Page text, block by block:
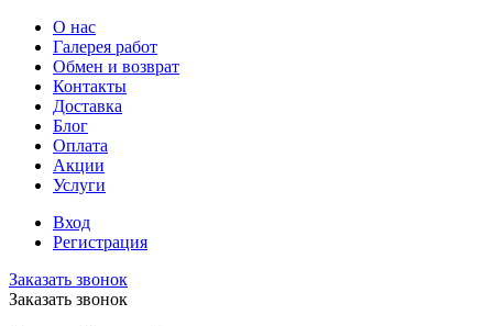
О нас
Галерея работ
Обмен и возврат
Контакты
Доставка
Блог
Оплата
Акции
Услуги
Вход
Регистрация
Заказать звонок
Заказать звонок